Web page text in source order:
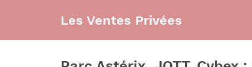
contenu
Les Ventes Privées